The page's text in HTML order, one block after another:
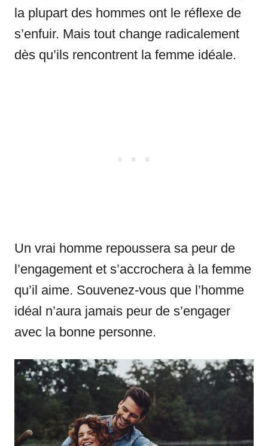
la plupart des hommes ont le réflexe de
s’enfuir. Mais tout change radicalement
dès qu’ils rencontrent la femme idéale.
Un vrai homme repoussera sa peur de
l’engagement et s’accrochera à la femme
qu’il aime. Souvenez-vous que l’homme
idéal n’aura jamais peur de s’engager
avec la bonne personne.